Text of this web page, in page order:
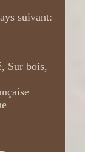
suivant:
Sur bois,